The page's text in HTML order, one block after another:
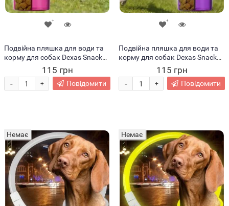
Подвійна пляшка для води та
корму для собак Dexas Snack
480мл Рожева (205)
115 грн
+
- Повідомити
Подвійна пляшка для води та
корму для собак Dexas Snack
480мл Фіолетова (205)
115 грн
+
- Повідомити
Немає Немає